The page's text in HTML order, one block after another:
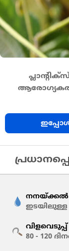
നനയ്ക്കൽ
ഇടയിലുള്ള
വിളവെടുപ്പ്
80 - 120